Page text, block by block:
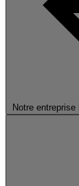
Notre entreprise